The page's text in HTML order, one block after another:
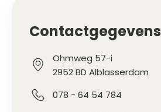
Contactgegevens
Ohmweg 57-i
2952 BD Alblasserdam
078 - 64 54 784